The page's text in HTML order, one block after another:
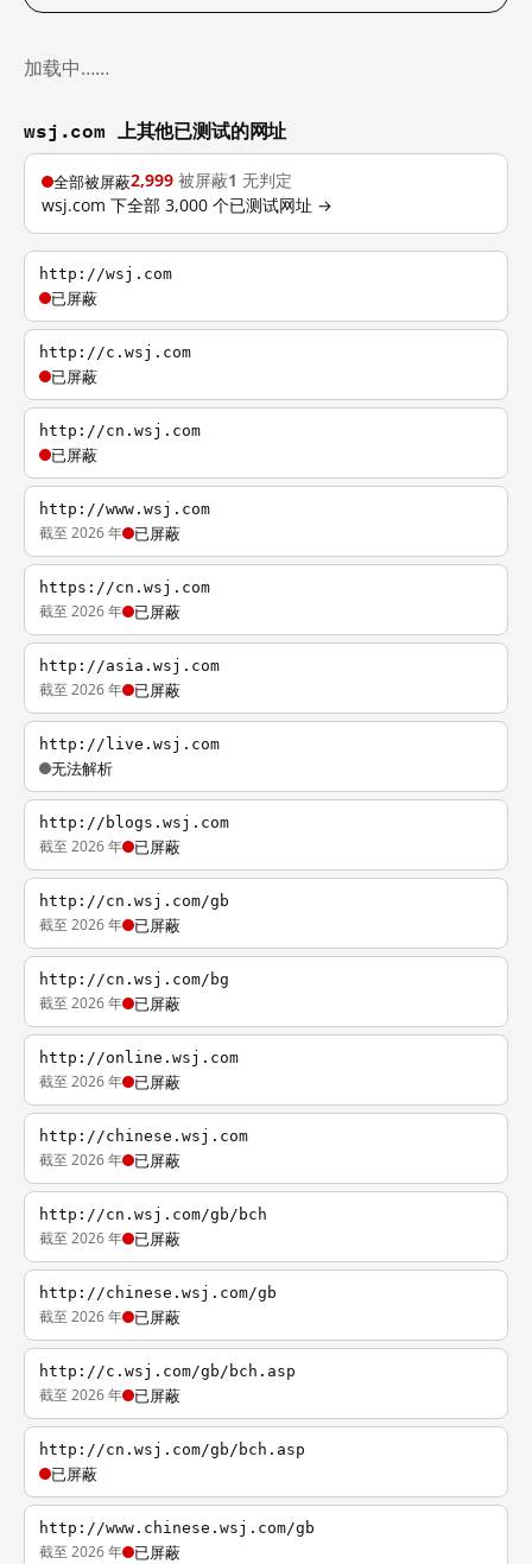
加载中……
wsj.com 上其他已测试的网址
全部被屏蔽2,999 被屏蔽1 无判定
wsj.com 下全部 3,000 个已测试网址 →
http://wsj.com
已屏蔽
http://c.wsj.com
已屏蔽
http://cn.wsj.com
已屏蔽
http://www.wsj.com
截至 2026 年 已屏蔽
https://cn.wsj.com
截至 2026 年 已屏蔽
http://asia.wsj.com
截至 2026 年 已屏蔽
http://live.wsj.com
无法解析
http://blogs.wsj.com
截至 2026 年 已屏蔽
http://cn.wsj.com/gb
截至 2026 年 已屏蔽
http://cn.wsj.com/bg
截至 2026 年 已屏蔽
http://online.wsj.com
截至 2026 年 已屏蔽
http://chinese.wsj.com
截至 2026 年 已屏蔽
http://cn.wsj.com/gb/bch
截至 2026 年 已屏蔽
http://chinese.wsj.com/gb
截至 2026 年 已屏蔽
http://c.wsj.com/gb/bch.asp
截至 2026 年 已屏蔽
http://cn.wsj.com/gb/bch.asp
已屏蔽
http://www.chinese.wsj.com/gb
截至 2026 年 已屏蔽